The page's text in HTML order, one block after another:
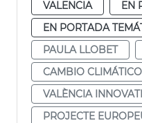
VALENCIA
EN
EN PORTADA
PAULA LLOBET
CAMBIO CLIMÁTICO
VALÈNCIA
PROJECTE